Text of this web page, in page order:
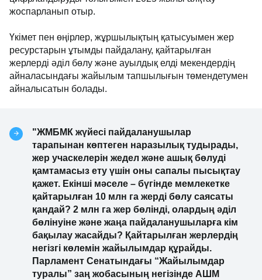
жоспарланып отыр.
Үкімет пен өңірлер, жұршылықтың қатысуымен жер
ресурстарын ұтымды пайдалану, қайтарылған
жерлерді әділ бөлу және ауылдық елді мекендердің
айналасындағы жайылым тапшылығын төмендетумен
айналысатын болады.
"ЖМБМК жүйесі пайдаланушылар
тарапынан көптеген наразылық тудырады,
жер учаскелерін жедел және ашық бөлуді
қамтамасыз ету үшін оны сапалы пысықтау
қажет. Екінші мәселе – бүгінде мемлекетке
қайтарылған 10 млн га жерді бөлу саясаты
қандай? 2 млн га жер бөлінді, олардың әділ
бөлінуіне және жаңа пайдаланушыларға кім
бақылау жасайды? Қайтарылған жерлердің
негізгі көлемін жайылымдар құрайды.
Парламент Сенатындағы “Жайылымдар
туралы” заң жобасының негізінде АШМ